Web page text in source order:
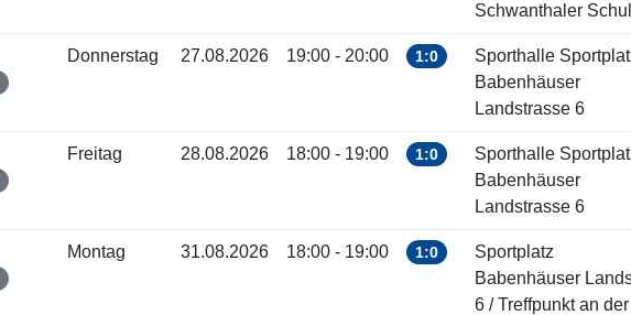
Schwanthaler
Donnerstag 27.08.2026 19:00 - 20:00 1:0
Sporthalle
Babenhäuser
Landstrasse 6
Freitag 28.08.2026 18:00 - 19:00 1:0
Sporthalle
Babenhäuser
Landstrasse 6
Montag 31.08.2026 18:00 - 19:00 1:0
Sportplatz
Babenhäuser
6 / Treffpunkt an der